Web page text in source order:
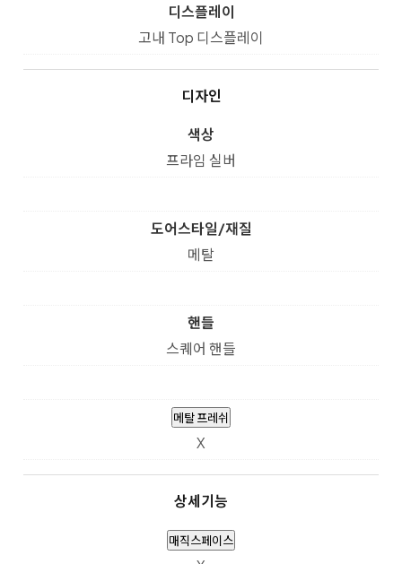
디스플레이
고내 Top 디스플레이
디자인
색상
프라임 실버
도어스타일/재질
메탈
핸들
스퀘어 핸들
메탈 프레쉬
X
상세기능
매직스페이스